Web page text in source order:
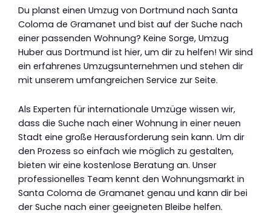
Du planst einen Umzug von Dortmund nach Santa
Coloma de Gramanet und bist auf der Suche nach
einer passenden Wohnung? Keine Sorge, Umzug
Huber aus Dortmund ist hier, um dir zu helfen! Wir sind
ein erfahrenes Umzugsunternehmen und stehen dir
mit unserem umfangreichen Service zur Seite.
Als Experten für internationale Umzüge wissen wir,
dass die Suche nach einer Wohnung in einer neuen
Stadt eine große Herausforderung sein kann. Um dir
den Prozess so einfach wie möglich zu gestalten,
bieten wir eine kostenlose Beratung an. Unser
professionelles Team kennt den Wohnungsmarkt in
Santa Coloma de Gramanet genau und kann dir bei
der Suche nach einer geeigneten Bleibe helfen.